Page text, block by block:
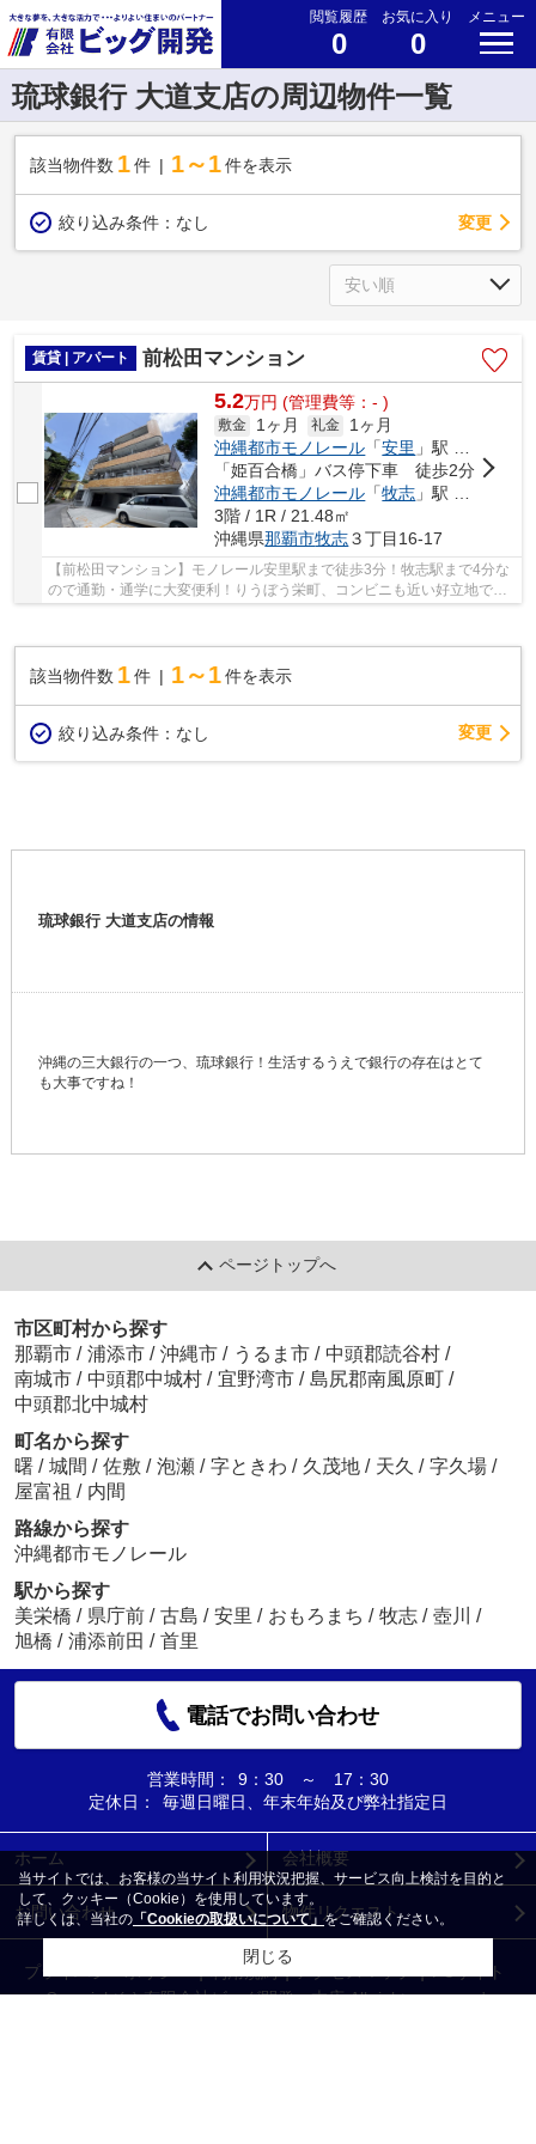
閲覧履歴
0
お気に入り
0
メニュー
琉球銀行 大道支店の周辺物件一覧
該当物件数 1件 1～1 件を表示
絞り込み条件： なし 変更
賃貸 | アパート 前松田マンション
5.2万円 (管理費等：- )
敷金 1ヶ月 礼金
1ヶ月
沖縄都市モノレール 「安里 」駅 徒歩3分
「姫百合橋」バス停下車 徒歩2分
沖縄都市モノレール 「牧志 」駅 徒歩3分
3階 / 1R / 21.48㎡
沖縄県那覇市牧志３丁目16-17
【前松田マンション】モノレール安里駅まで徒歩3分！牧志駅まで4分な
ので通勤・通学に大変便利！りうぼう栄町、コンビニも近い好立地で
該当物件数 1件 1～1 件を表示
絞り込み条件： なし 変更
琉球銀行 大道支店の情報
沖縄の三大銀行の一つ、琉球銀行！生活するうえで銀行の存在はとて
も大事ですね！
ページトップへ
市区町村から探す
那覇市 / 浦添市 / 沖縄市 / うるま市 / 中頭郡読谷村 /
南城市 / 中頭郡中城村 / 宜野湾市 / 島尻郡南風原町 /
中頭郡北中城村
町名から探す
曙 / 城間 / 佐敷 / 泡瀬 / 字ときわ / 久茂地 / 天久 / 字久場 /
屋富祖 / 内間
路線から探す
沖縄都市モノレール
駅から探す
美栄橋 / 県庁前 / 古島 / 安里 / おもろまち / 牧志 / 壺川
/
旭橋 / 浦添前田 / 首里
電話でお問い合わせ
営業時間：
9：30 ～ 17：30
定休日：
毎週日曜日、年末年始及び弊社指定日
ホーム 会社概要
お問い合わせ 物件リクエスト
プライバシーポリシー 利用規約
PCサイト
Copyright(c) 有限会社ビッグ開発 本店 All rights reserved.
当サイトでは、お客様の当サイト利用状況把握、サービス向上検討を目的と
して、クッキー（Cookie）を使用しています。
詳しくは、当社の 「Cookieの取扱いについて」をご確認ください。
閉じる